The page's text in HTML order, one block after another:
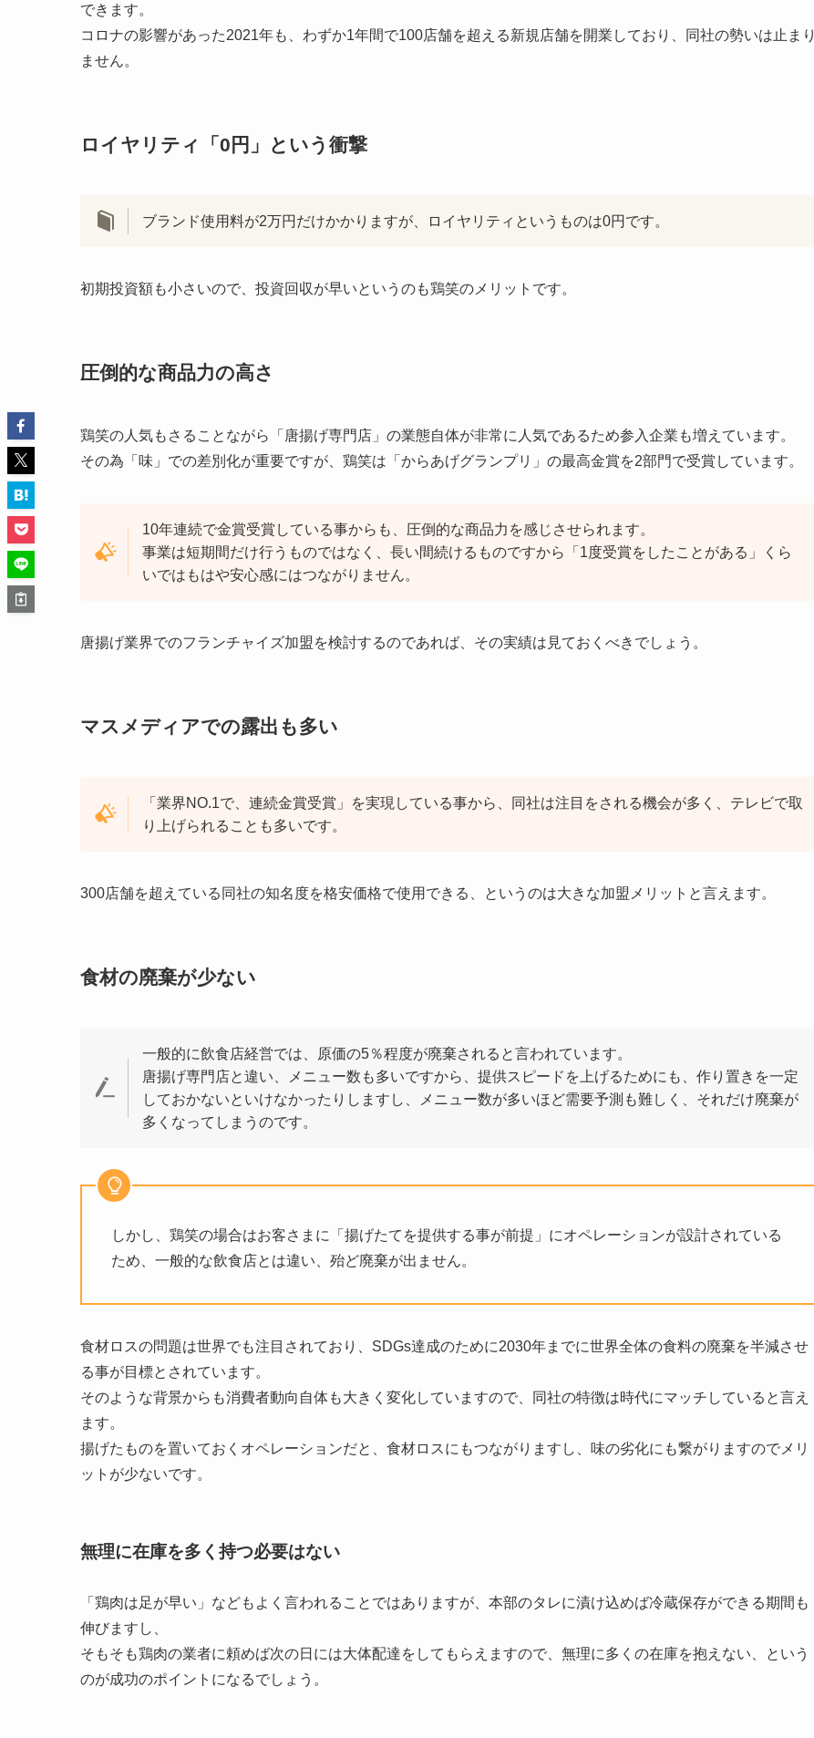
できます。
コロナの影響があった2021年も、わずか1年間で100店舗を超える新規店舗を開業しており、同社の勢いは止まり
ません。
ロイヤリティ「0円」という衝撃
ブランド使用料が2万円だけかかりますが、 ロイヤリティというものは0円 です。
初期投資額も小さいので、投資回収が早いというのも鶏笑のメリットです。
圧倒的な商品力の高さ
鶏笑の人気もさることながら「唐揚げ専門店」の業態自体が非常に人気であるため参入企業も増えています。
その為「味」での差別化が重要ですが、鶏笑は「からあげグランプリ」の最高金賞を2部門で受賞しています。
10年連続で金賞受賞している事からも、圧倒的な商品力を感じさせられます。
事業は短期間だけ行うものではなく、長い間続けるものですから「1度受賞をしたことがある」くら
いではもはや安心感にはつながりません。
唐揚げ業界でのフランチャイズ加盟を検討するのであれば、その実績は見ておくべきでしょう。
マスメディアでの露出も多い
「業界NO.1で、連続金賞受賞」を実現している事から、同社は注目をされる機会が多く、テレビで取
り上げられることも多いです。
300店舗を超えている 同社の知名度を格安価格で使用できる 、というのは大きな加盟メリットと言えます。
食材の廃棄が少ない
一般的に飲食店経営では、 原価の5％程度が廃棄される と言われています。
唐揚げ専門店と違い、メニュー数も多いですから、提供スピードを上げるためにも、作り置きを一定
しておかないといけなかったりしますし、メニュー数が多いほど需要予測も難しく、それだけ廃棄が
多くなってしまうのです。
しかし、鶏笑の場合はお客さまに「揚げたてを提供する事が前提」にオペレーションが設計されている
ため、一般的な飲食店とは違い、殆ど廃棄が出ません。
食材ロスの問題は世界でも注目されており、SDGs達成のために2030年までに世界全体の食料の廃棄を半減させ
る事が目標とされています。
そのような背景からも消費者動向自体も大きく変化していますので、
同社の特徴は時代にマッチしている と言え
ます。
揚げたものを置いておくオペレーションだと、 食材ロスにもつながりますし、味の劣化にも繋がりますのでメリ
ットが少ないです。
無理に在庫を多く持つ必要はない
「鶏肉は足が早い」などもよく言われることではありますが、本部のタレに漬け込めば冷蔵保存ができる期間も
伸びますし、
そもそも鶏肉の業者に頼めば次の日には大体配達をしてもらえますので、無理に多くの在庫を抱えない、という
のが成功のポイントになるでしょう。